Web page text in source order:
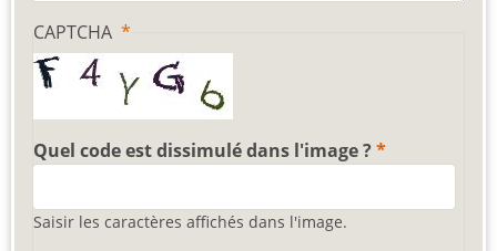
CAPTCHA
Quel code est dissimulé dans l'image ?
Saisir les caractères affichés dans l'image.